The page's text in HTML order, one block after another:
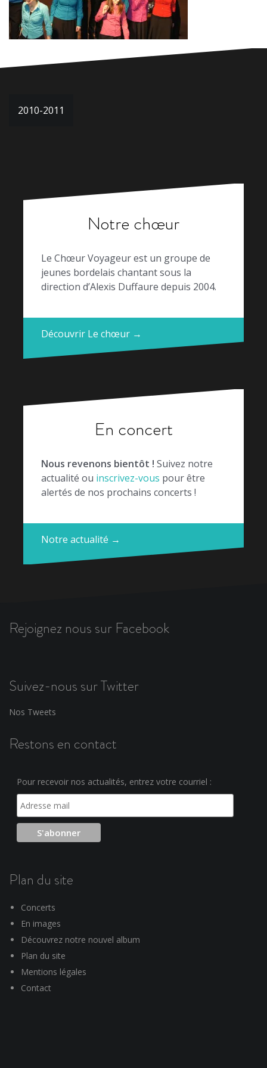
Navigation
2010-2011
Notre chœur
Le Chœur Voyageur est un groupe de
jeunes bordelais chantant sous la
direction d’Alexis Duffaure depuis 2004.
Découvrir Le chœur →
En concert
Nous revenons bientôt ! Suivez notre
actualité ou inscrivez-vous pour être
alertés de nos prochains concerts !
Notre actualité →
Rejoignez nous sur Facebook
Suivez-nous sur Twitter
Nos Tweets
Restons en contact
Pour recevoir nos actualités, entrez votre courriel :
Plan du site
Concerts
En images
Découvrez notre nouvel album
Plan du site
Mentions légales
Contact